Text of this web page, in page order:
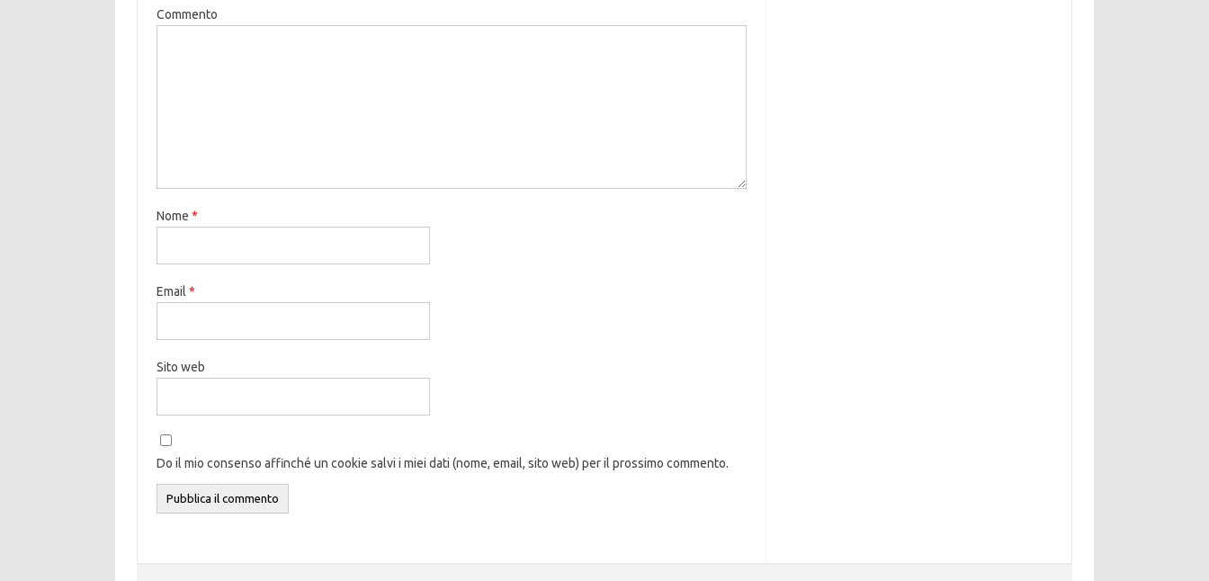
Commento
Nome *
Email *
Sito web
Do il mio consenso affinché un cookie salvi i miei dati (nome, email, sito web) per il prossimo commento.